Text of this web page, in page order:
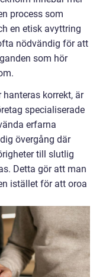
process som
en etisk avyttring
nödvändig för att
som hör
korrekt, är
specialiserade
erfarna
övergång där
till slutlig
Detta gör att man
istället för att oroa